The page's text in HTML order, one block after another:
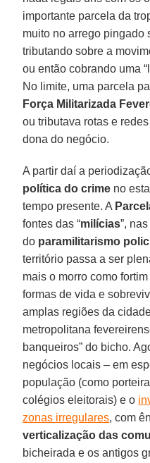
importante parcela da
muito no arrego pingado
tributando sobre a
ou então cobrando uma
No limite, uma parcela
Força Militarizada
ou tributava rotas e
dona do negócio.
A partir daí a
política do crime no
tempo presente. A
fontes das “milícias”,
do paramilitarismo
território passa a ser
mais o morro como
formas de vida e
amplas regiões da
metropolitana
banqueiros” do bicho.
negócios locais – em
população (como
colégios eleitorais) e o
zonas irregulares, com
verticalização das
bicheirada e os antigos